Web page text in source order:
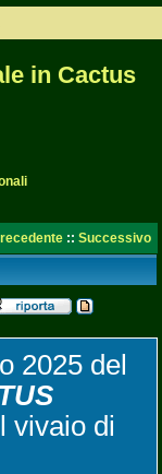
in Cactus
:: Successivo
2025 del
vivaio di